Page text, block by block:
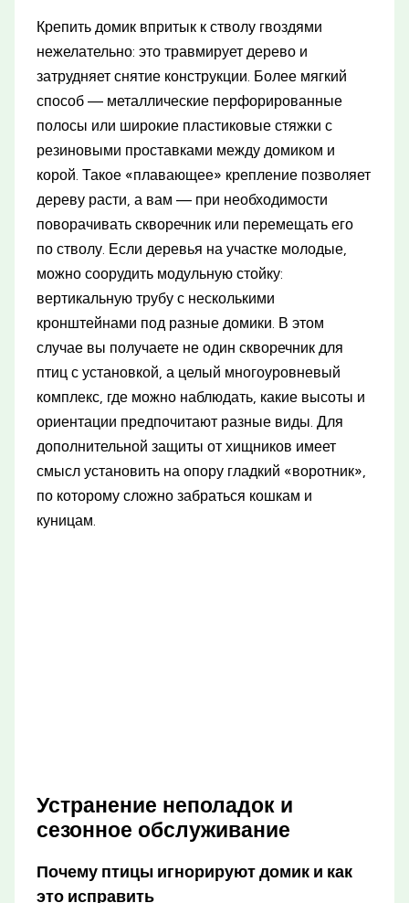
Крепить домик впритык к стволу гвоздями
нежелательно: это травмирует дерево и
затрудняет снятие конструкции. Более мягкий
способ — металлические перфорированные
полосы или широкие пластиковые стяжки с
резиновыми проставками между домиком и
корой. Такое «плавающее» крепление позволяет
дереву расти, а вам — при необходимости
поворачивать скворечник или перемещать его
по стволу. Если деревья на участке молодые,
можно соорудить модульную стойку:
вертикальную трубу с несколькими
кронштейнами под разные домики. В этом
случае вы получаете не один скворечник для
птиц с установкой, а целый многоуровневый
комплекс, где можно наблюдать, какие высоты и
ориентации предпочитают разные виды. Для
дополнительной защиты от хищников имеет
смысл установить на опору гладкий «воротник»,
по которому сложно забраться кошкам и
куницам.
Устранение неполадок и
сезонное обслуживание
Почему птицы игнорируют домик и как
это исправить